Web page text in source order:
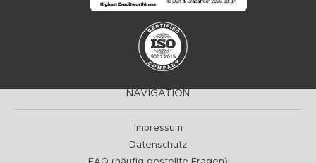
NAVIGATION
Impressum
Datenschutz